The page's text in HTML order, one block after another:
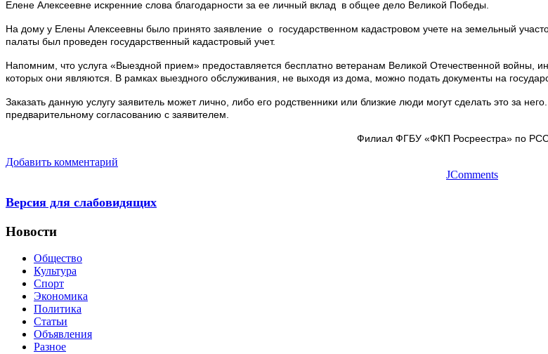
Елене Алексеевне искренние слова благодарности за ее личный вклад в общее дело Великой Победы.
На дому у Елены Алексеевны было принято заявление о государственном кадастровом учете на земельный
палаты был проведен государственный кадастровый учет.
Напомним, что услуга «Выездной прием» предоставляется бесплатно ветеранам Великой Отечественной войны,
которых они являются. В рамках выездного обслуживания, не выходя из дома, можно подать документы на
Заказать данную услугу заявитель может лично, либо его родственники или близкие люди могут сделать это за
предварительному согласованию с заявителем.
Филиал ФГБУ «ФКП Росреестра» по
Добавить комментарий
JComments
Версия для слабовидящих
Новости
Общество
Культура
Спорт
Экономика
Политика
Статьи
Объявления
Разное